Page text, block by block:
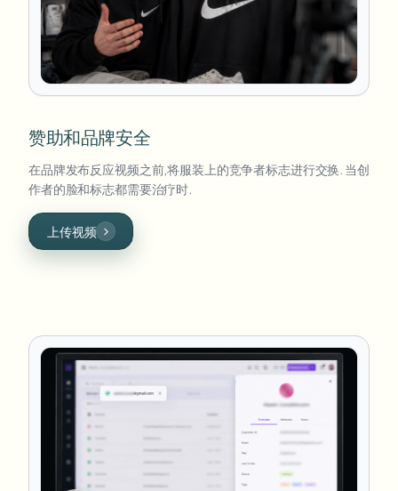
赞助和品牌安全
在品牌发布反应视频之前,将服装上的竞争者标志进行交换. 当创
作者的脸和标志都需要治疗时.
上传视频